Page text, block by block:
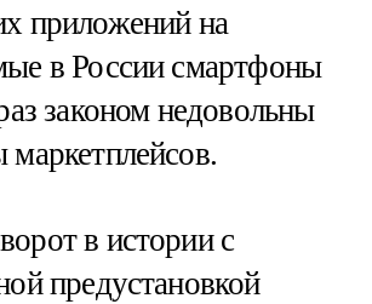
приложений на
в России смартфоны
законом недовольны
маркетплейсов.
в истории с
предустановкой